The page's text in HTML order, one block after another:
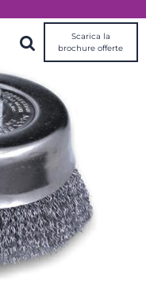
Scarica la
brochure offerte